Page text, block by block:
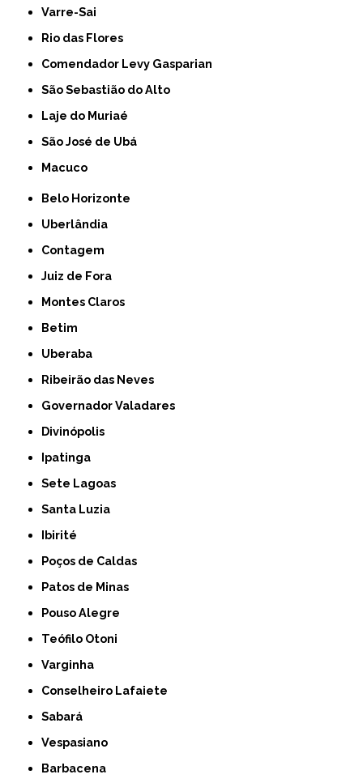
Varre-Sai
Rio das Flores
Comendador Levy Gasparian
São Sebastião do Alto
Laje do Muriaé
São José de Ubá
Macuco
Belo Horizonte
Uberlândia
Contagem
Juiz de Fora
Montes Claros
Betim
Uberaba
Ribeirão das Neves
Governador Valadares
Divinópolis
Ipatinga
Sete Lagoas
Santa Luzia
Ibirité
Poços de Caldas
Patos de Minas
Pouso Alegre
Teófilo Otoni
Varginha
Conselheiro Lafaiete
Sabará
Vespasiano
Barbacena